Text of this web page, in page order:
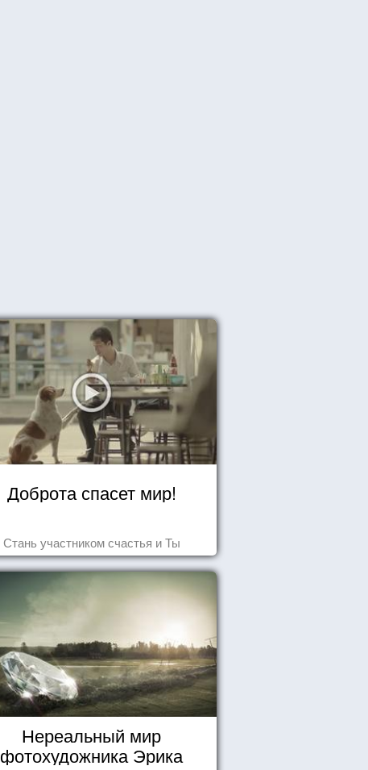
Доброта спасет мир!
Стань участником счастья и Ты
Нереальный мир
фотохудожника Эрика